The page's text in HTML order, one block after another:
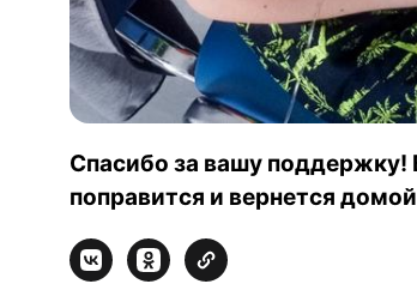
Спасибо за вашу
поправится и вернется